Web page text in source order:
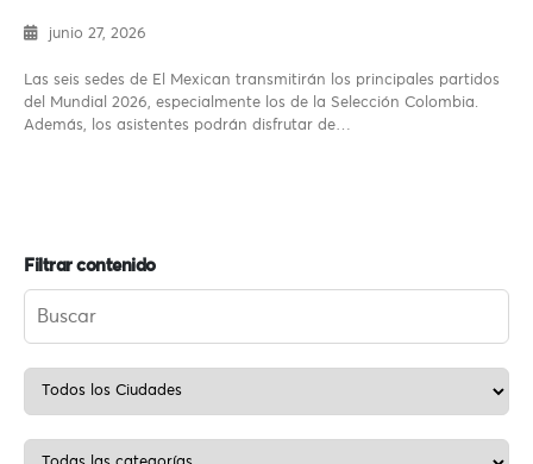
junio 27, 2026
Las seis sedes de El Mexican transmitirán los principales partidos
del Mundial 2026, especialmente los de la Selección Colombia.
Además, los asistentes podrán disfrutar de…
Filtrar contenido